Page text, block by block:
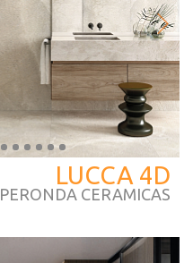
LUCCA 4D
PERONDA CERAMICAS